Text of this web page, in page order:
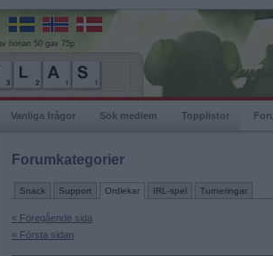
hönan 50 gav 75p
Vanliga frågor Sök medlem Topplistor
Forumkategorier
Snack Support Ordlekar IRL-spel Turneringar
« Föregående sida
« Första sidan